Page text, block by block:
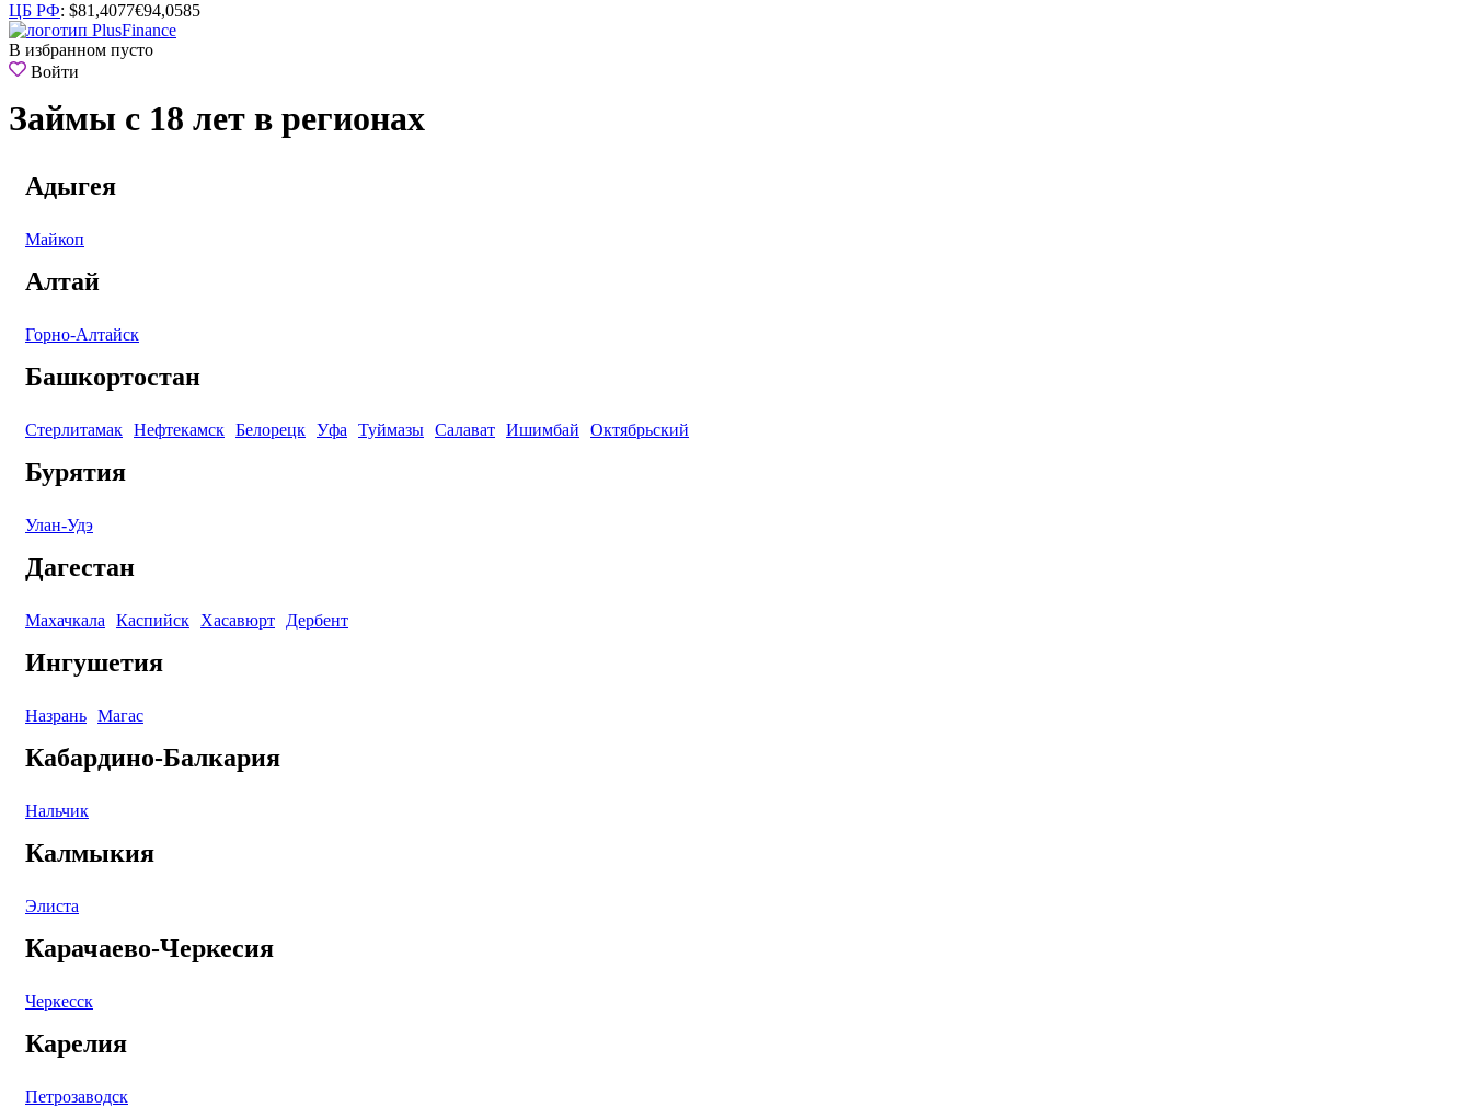
ЦБ РФ: $81,4077€94,0585
В избранном пусто
Войти
Займы с 18 лет в регионах
Адыгея
Майкоп
Алтай
Горно-Алтайск
Башкортостан
Стерлитамак Нефтекамск Белорецк Уфа Туймазы Салават Ишимбай Октябрьский
Бурятия
Улан-Удэ
Дагестан
Махачкала Каспийск Хасавюрт Дербент
Ингушетия
Назрань Магас
Кабардино-Балкария
Нальчик
Калмыкия
Элиста
Карачаево-Черкесия
Черкесск
Карелия
Петрозаводск